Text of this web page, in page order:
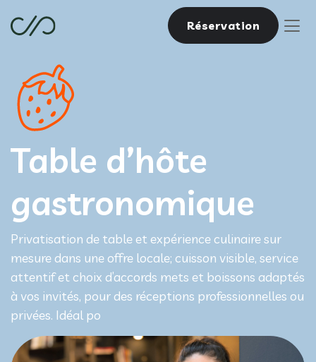
Réservation
Table d’hôte
gastronomique
Privatisation de table et expérience culinaire sur
mesure dans une offre locale; cuisson visible, service
attentif et choix d’accords mets et boissons adaptés
à vos invités, pour des réceptions professionnelles ou
privées. Idéal po